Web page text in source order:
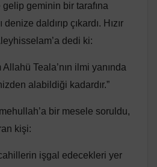
geminin bir tarafına
daldırıp çıkardı. Hızır
dedi ki:
Teala’nın ilmi yanında
alabildiği kadardır.”
bir mesele soruldu,
kişi:
işgal edecekleri yer